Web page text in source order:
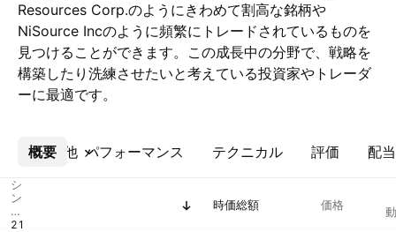
Resources Corp.のようにきわめて割高な銘柄や
NiSource Incのように頻繁にトレードされているものを
見つけることができます。この成長中の分野で、戦略を
構築したり洗練させたいと考えている投資家やトレーダ
ーに最適です。
概要 パフォーマンス テクニカル 評価 配当
その他
シ
ン
ボ
ル
時価総額 価格